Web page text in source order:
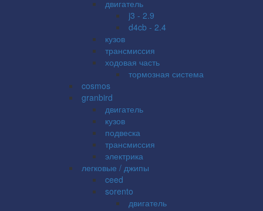
двигатель
j3 - 2.9
d4cb - 2.4
кузов
трансмиссия
ходовая часть
тормозная система
cosmos
granbird
двигатель
кузов
подвеска
трансмиссия
электрика
легковые / джипы
ceed
sorento
двигатель